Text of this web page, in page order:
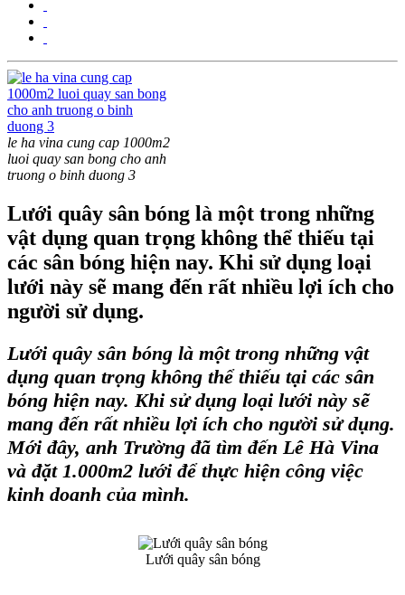
le ha vina cung cap 1000m2
luoi quay san bong cho anh
truong o binh duong 3
Lưới quây sân bóng là một trong những
vật dụng quan trọng không thể thiếu tại
các sân bóng hiện nay. Khi sử dụng loại
lưới này sẽ mang đến rất nhiều lợi ích cho
người sử dụng.
Lưới quây sân bóng là một trong những vật
dụng quan trọng không thể thiếu tại các sân
bóng hiện nay. Khi sử dụng loại lưới này sẽ
mang đến rất nhiều lợi ích cho người sử dụng.
Mới đây, anh Trường đã tìm đến Lê Hà Vina
và đặt 1.000m2 lưới để thực hiện công việc
kinh doanh của mình.
Lưới quây sân bóng